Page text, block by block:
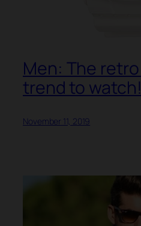
Men: The
trend to watch!
November 11, 2019